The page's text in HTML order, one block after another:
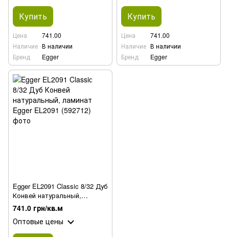
Купить
Цена
741.00
Наличие В наличии
Бренд
Egger
Купить
Цена
741.00
Наличие В наличии
Бренд
Egger
Egger EL2091 Classic 8/32 Дуб
Конвей натуральный,
ламинат
741.0 грн/кв.м
Оптовые цены